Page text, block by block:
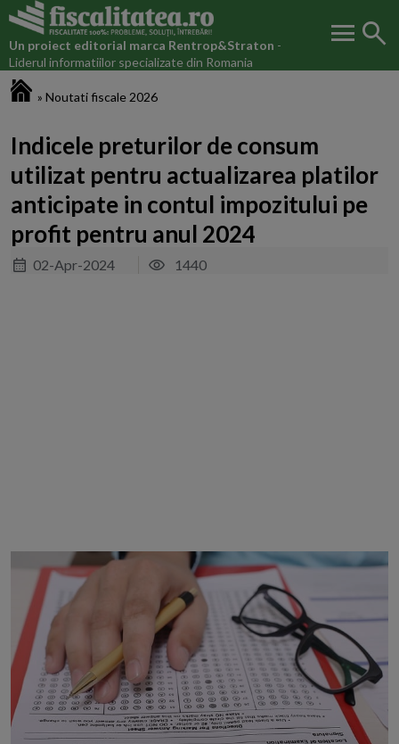
Un proiect editorial marca Rentrop&Straton -
Liderul informatiilor specializate din Romania
menu search
» Noutati fiscale 2026
Indicele preturilor de consum
utilizat pentru actualizarea platilor
anticipate in contul impozitului pe
profit pentru anul 2024
02-Apr-2024 1440